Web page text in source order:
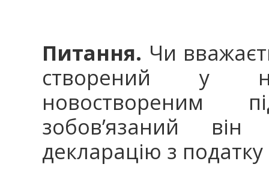
Питання. Чи
створений у
новоствореним
зобов’язаний
декларацію з